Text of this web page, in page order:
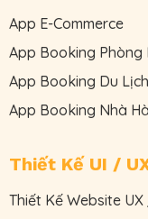
App E-Commerce
App Booking Phòng
App Booking Du Lịch
App Booking Nhà
Thiết Kế UI /
Thiết Kế Website